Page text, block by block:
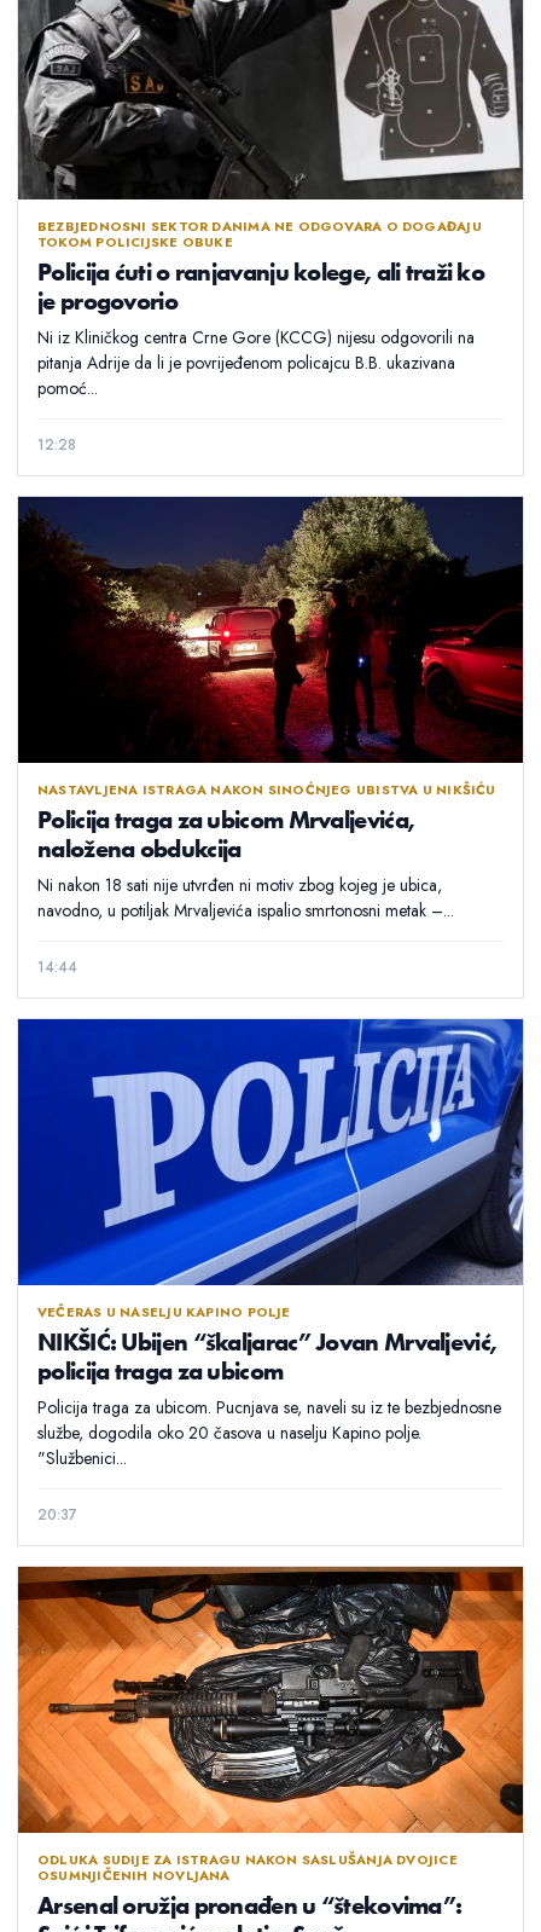
BEZBJEDNOSNI SEKTOR DANIMA NE ODGOVARA O DOGAĐAJU
TOKOM POLICIJSKE OBUKE
Policija ćuti o ranjavanju kolege, ali traži ko
je progovorio
Ni iz Kliničkog centra Crne Gore (KCCG) nijesu odgovorili na
pitanja Adrije da li je povrijeđenom policajcu B.B. ukazivana
pomoć...
12:28
NASTAVLJENA ISTRAGA NAKON SINOĆNJEG UBISTVA U NIKŠIĆU
Policija traga za ubicom Mrvaljevića,
naložena obdukcija
Ni nakon 18 sati nije utvrđen ni motiv zbog kojeg je ubica,
navodno, u potiljak Mrvaljevića ispalio smrtonosni metak –...
14:44
VEČERAS U NASELJU KAPINO POLJE
NIKŠIĆ: Ubijen “škaljarac” Jovan Mrvaljević,
policija traga za ubicom
Policija traga za ubicom. Pucnjava se, naveli su iz te bezbjednosne
službe, dogodila oko 20 časova u naselju Kapino polje.
"Službenici...
20:37
ODLUKA SUDIJE ZA ISTRAGU NAKON SASLUŠANJA DVOJICE
OSUMNJIČENIH NOVLJANA
Arsenal oružja pronađen u “štekovima”: